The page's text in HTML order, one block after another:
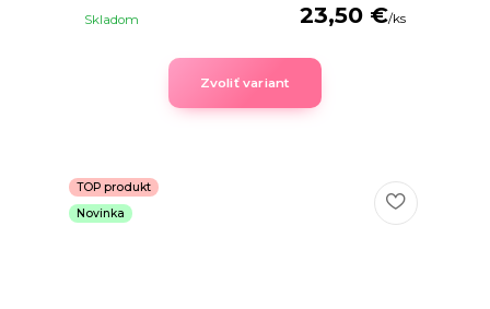
23,50 €/ks
Skladom
Zvoliť variant
TOP produkt
Novinka